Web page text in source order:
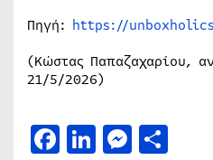
Πηγή: https://
(Κώστας Παπαζαχαρίου,
21/5/2026)
Facebook
LinkedIn